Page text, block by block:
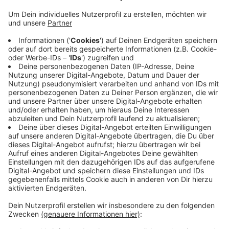
Mit dem Programm soll ein Großteil der Kosten für
verschiedene Projekte übernommen werden. Etwa für
die Sanierung von Geh- und Radwegen, neue Schilder
oder den Bau von Ladestationen für E-Bikes. Die Stadt
Krefeld will ihren Anteil in die Öffentlichkeitsarbeit
zum Thema Nahverkehr investieren. NRW-weit
profitieren fast 160 Projekte vom Förderprogramm
Nahmobilität.
Anzeige